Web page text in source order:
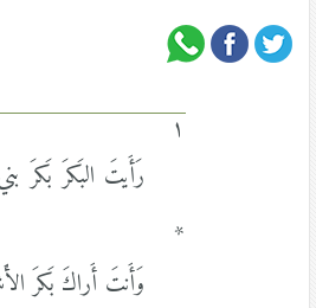
١
رَأَيتَ البَكرَ بَكرَ
*
وَأَنتَ أَراكَ بَكرَ